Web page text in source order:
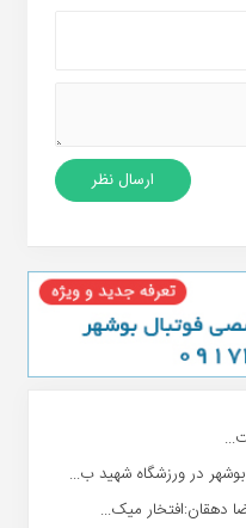
در ورزشگاه شهید ب...
دهقان:افتخار میک...